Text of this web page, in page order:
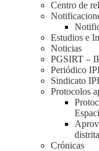
Centro de
Estudios e
Noticias
PGSIRT –
Periódico
Sindicato
Protocolos
Crónicas